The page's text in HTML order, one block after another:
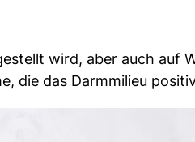
wird, aber auch auf
die das Darmmilieu